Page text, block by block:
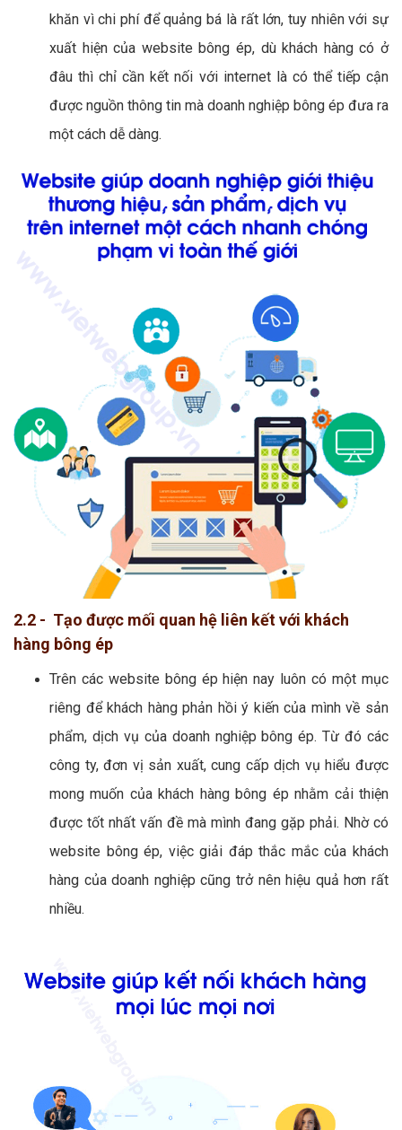
khăn vì chi phí để quảng bá là rất lớn, tuy nhiên với sự
xuất hiện của website bông ép, dù khách hàng có ở
đâu thì chỉ cần kết nối với internet là có thể tiếp cận
được nguồn thông tin mà doanh nghiệp bông ép đưa ra
một cách dễ dàng.
2.2 - Tạo được mối quan hệ liên kết với khách
hàng bông ép
Trên các website bông ép hiện nay luôn có một mục
riêng để khách hàng phản hồi ý kiến của mình về sản
phẩm, dịch vụ của doanh nghiệp bông ép. Từ đó các
công ty, đơn vị sản xuất, cung cấp dịch vụ hiểu được
mong muốn của khách hàng bông ép nhằm cải thiện
được tốt nhất vấn đề mà mình đang gặp phải. Nhờ có
website bông ép, việc giải đáp thắc mắc của khách
hàng của doanh nghiệp cũng trở nên hiệu quả hơn rất
nhiều.